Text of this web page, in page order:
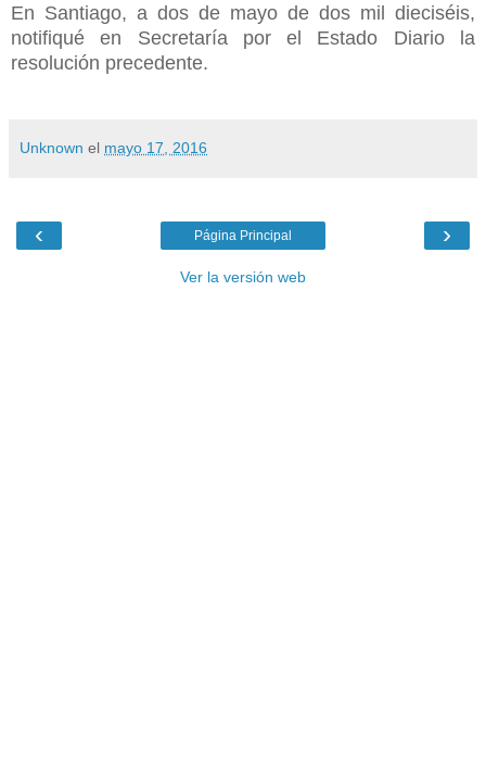
En Santiago, a dos de mayo de dos mil dieciséis,
notifiqué en Secretaría por el Estado Diario la
resolución precedente.
Unknown el mayo 17, 2016
‹ ›
Página Principal
Ver la versión web